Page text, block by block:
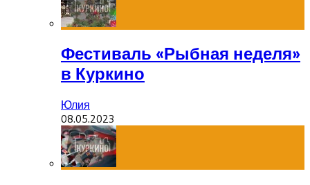
Фестиваль «Рыбная неделя»
в Куркино
Юлия
08.05.2023